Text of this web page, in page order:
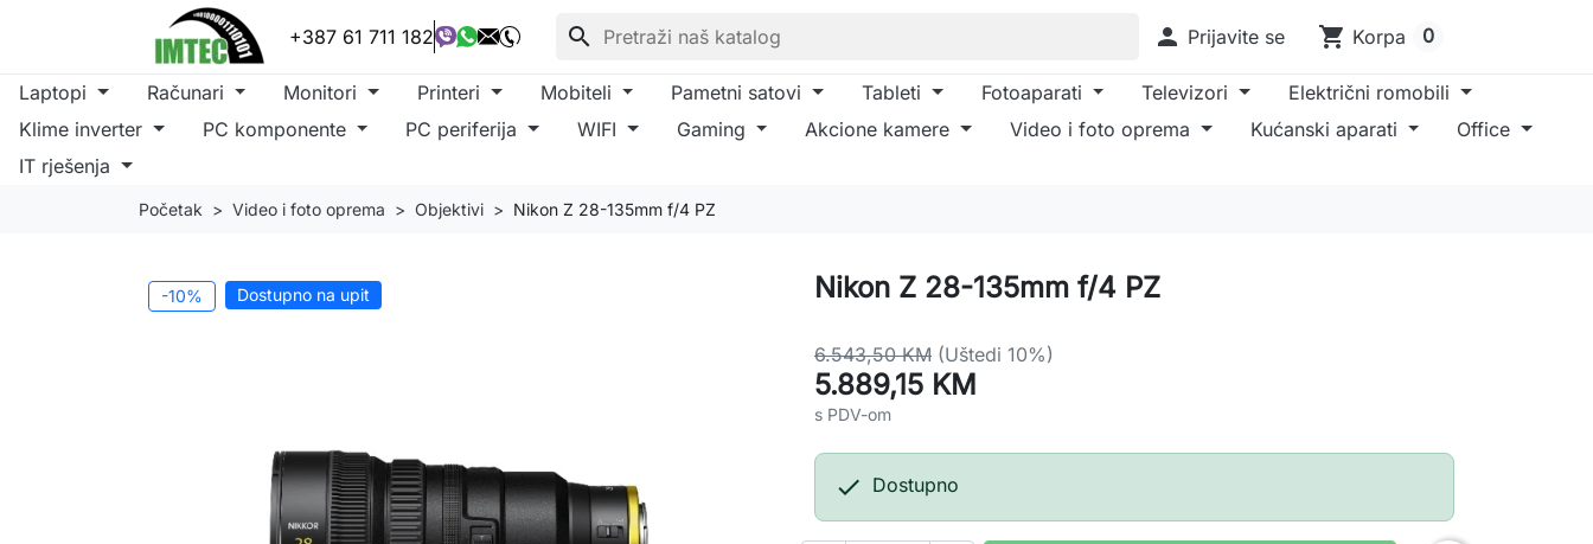
+387 61 711 182 search  Prijavite se shopping_cart Korpa 0
Laptopi Računari Monitori Printeri Mobiteli Pametni satovi Tableti Fotoaparati Televizori
Električni romobili
Klime inverter
PC komponente PC periferija WIFI Gaming Akcione kamere Video i foto oprema Kućanski aparati
Office
IT rješenja
Početak Video i foto oprema Objektivi Nikon Z 28-135mm f/4 PZ
-10% Dostupno na upit Nikon Z 28-135mm f/4 PZ
6.543,50 KM (Uštedi 10%)
5.889,15 KM
s PDV-om
 Dostupno